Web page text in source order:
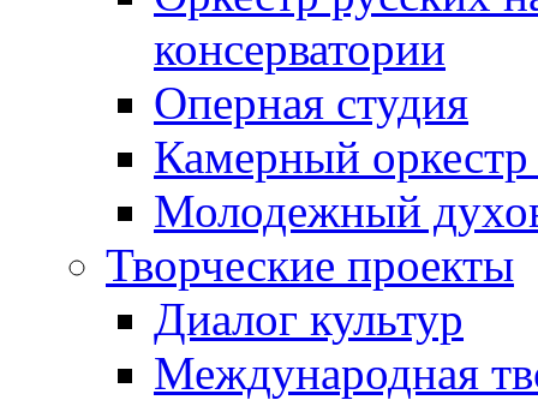
консерватории
Оперная студия
Камерный оркестр
Молодежный
Творческие проекты
Диалог культур
Международная